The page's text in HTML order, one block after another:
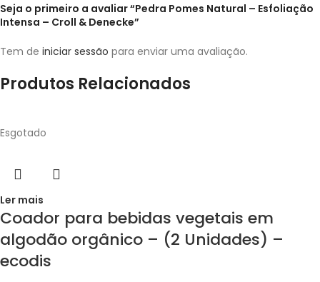
Seja o primeiro a avaliar “Pedra Pomes Natural – Esfoliação
Intensa – Croll & Denecke”
Tem de iniciar sessão para enviar uma avaliação.
Produtos Relacionados
Esgotado
Ler mais
Coador para bebidas vegetais em
algodão orgânico – (2 Unidades) –
ecodis